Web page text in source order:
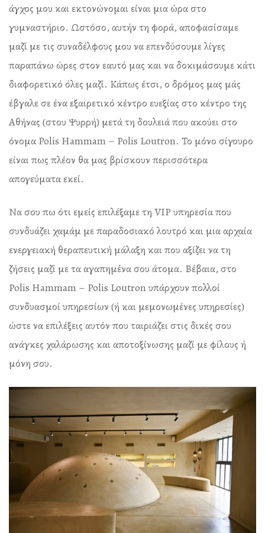
άγχος μου και εκτονώνομαι είναι μια ώρα στο
γυμναστήριο. Ωστόσο, αυτήν τη φορά, αποφασίσαμε
μαζί με τις συναδέλφους μου να επενδύσουμε λίγες
παραπάνω ώρες στον εαυτό μας και να δοκιμάσουμε κάτι
διαφορετικό όλες μαζί. Κάπως έτσι, ο δρόμος μας μάς
έβγαλε σε ένα εξαιρετικό κέντρο ευεξίας στο κέντρο της
Αθήνας (στου Ψυρρή) μετά τη δουλειά που ακούει στο
όνομα Polis Hammam – Polis Loutron. Το μόνο σίγουρο
είναι πως πλέον θα μας βρίσκουν περισσότερα
απογεύματα εκεί.
Να σου πω ότι εμείς επιλέξαμε τη VIP υπηρεσία που
συνδυάζει χαμάμ με παραδοσιακό λουτρό και μια αρχαία
ενεργειακή θεραπευτική μάλαξη και που αξίζει να τη
ζήσεις μαζί με τα αγαπημένα σου άτομα. Βέβαια, στο
Polis Hammam – Polis Loutron υπάρχουν πολλοί
συνδυασμοί υπηρεσίων (ή και μεμονωμένες υπηρεσίες)
ώστε να επιλέξεις αυτόν που ταιριάζει στις δικές σου
ανάγκες χαλάρωσης και αποτοξίνωσης μαζί με φίλους ή
μόνη σου.